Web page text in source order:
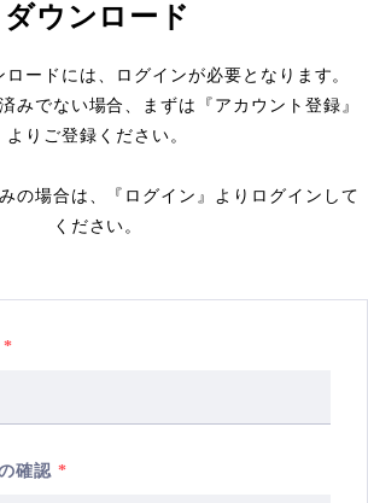
ダウンロード
ロードには、ログインが必要となります。
みでない場合、まずは『アカウント登録』
よりご登録ください。
の場合は、『ログイン』よりログインして
ください。
*
確認 *